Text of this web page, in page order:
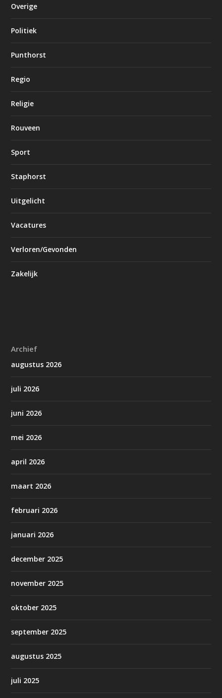
Overige
Politiek
Punthorst
Regio
Religie
Rouveen
Sport
Staphorst
Uitgelicht
Vacatures
Verloren/Gevonden
Zakelijk
Archief
augustus 2026
juli 2026
juni 2026
mei 2026
april 2026
maart 2026
februari 2026
januari 2026
december 2025
november 2025
oktober 2025
september 2025
augustus 2025
juli 2025